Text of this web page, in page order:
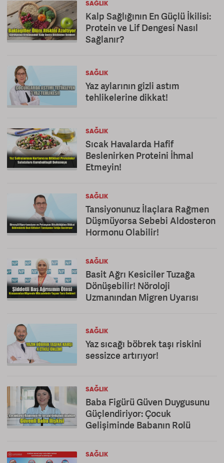
SAĞLIK
Kalp Sağlığının En Güçlü İkilisi:
Protein ve Lif Dengesi Nasıl
Sağlanır?
SAĞLIK
Yaz aylarının gizli astım
tehlikelerine dikkat!
SAĞLIK
Sıcak Havalarda Hafif
Beslenirken Proteini İhmal
Etmeyin!
SAĞLIK
Tansiyonunuz İlaçlara Rağmen
Düşmüyorsa Sebebi Aldosteron
Hormonu Olabilir!
SAĞLIK
Basit Ağrı Kesiciler Tuzağa
Dönüşebilir! Nöroloji
Uzmanından Migren Uyarısı
SAĞLIK
Yaz sıcağı böbrek taşı riskini
sessizce artırıyor!
SAĞLIK
Baba Figürü Güven Duygusunu
Güçlendiriyor: Çocuk
Gelişiminde Babanın Rolü
SAĞLIK